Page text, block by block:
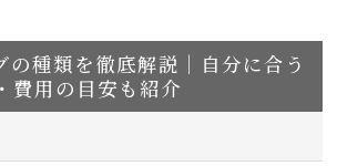
の種類を徹底解説｜自分に合う
費用の目安も紹介